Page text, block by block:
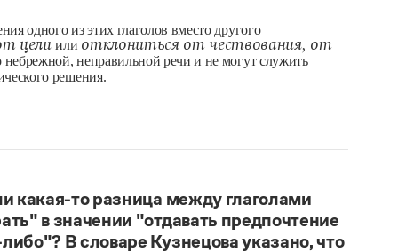
одного из этих глаголов вместо другого
целиили отклониться от чествования, от
небрежной, неправильной речи и не могут служить
решения.
какая-то разница между глаголами
в значении "отдавать предпочтение
В словаре Кузнецова указано, что